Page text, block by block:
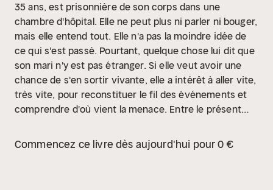
35 ans, est prisonnière de son corps dans une
chambre d'hôpital. Elle ne peut plus ni parler ni bouger,
mais elle entend tout. Elle n'a pas la moindre idée de
ce qui s'est passé. Pourtant, quelque chose lui dit que
son mari n'y est pas étranger. Si elle veut avoir une
chance de s'en sortir vivante, elle a intérêt à aller vite,
très vite, pour reconstituer le fil des événements et
comprendre d'où vient la menace. Entre le présent
extraits d'un journal intime d'adolescence, la quête de
la vérité s'apparente à un puzzle machiavélique en
Commencez ce livre dès aujourd'hui pour 0 €